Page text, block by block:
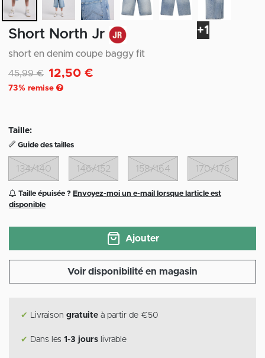
+1
Short North Jr
short en denim coupe baggy fit
Remise de
45,99 €à 12,50 €
73% remise
Taille:
Guide des tailles
134/140 146/152 158/164 170/176
Taille épuisée ? Envoyez-moi un e-mail lorsque larticle est
disponible
Ajouter
Voir disponibilité en magasin
✔ Livraison gratuite à partir de €50
✔ Dans les 1-3 jours livrable